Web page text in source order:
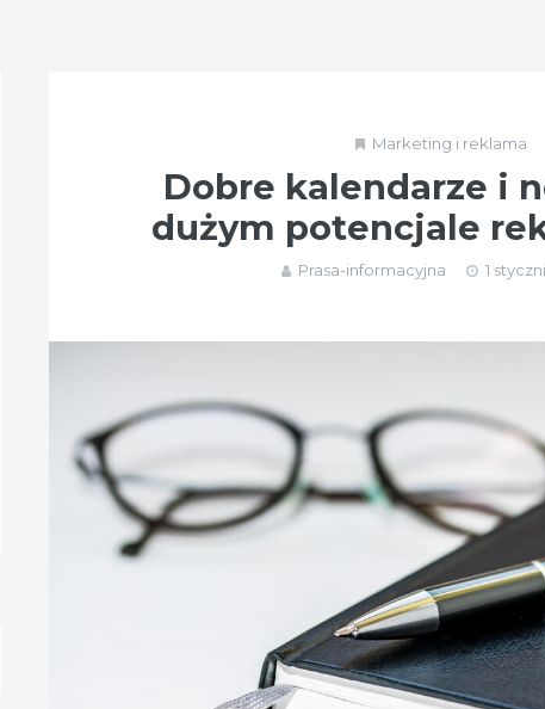
Marketing i reklama
Dobre kalendarze i
dużym potencjale
Prasa-informacyjna 1